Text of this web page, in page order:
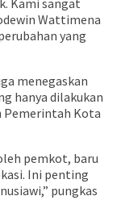
Kami sangat
Wattimena
yang
menegaskan
hanya dilakukan
Pemerintah Kota
pemkot, baru
Ini penting
pungkas